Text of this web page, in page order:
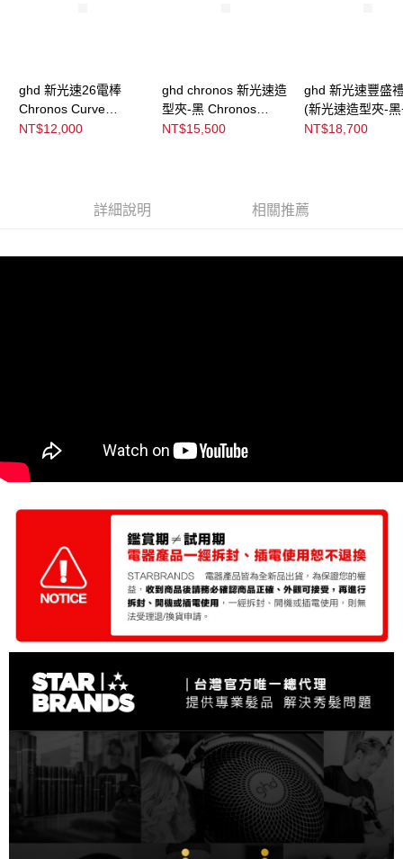
ghd 新光速26電棒
Chronos Curve
Classic Tong
NT$12,000
ghd chronos 新光速造
型夾-黑 Chronos
Black
NT$15,500
ghd 新光速豐盛
(新光速造型夾-
形板梳+限定版隔
NT$18,700
詳細說明 相關推薦